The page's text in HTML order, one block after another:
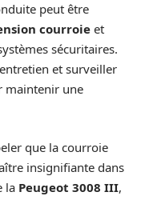
peut être
courroie et
sécuritaires.
et surveiller
maintenir une
que la courroie
insignifiante dans
la Peugeot 3008 III,